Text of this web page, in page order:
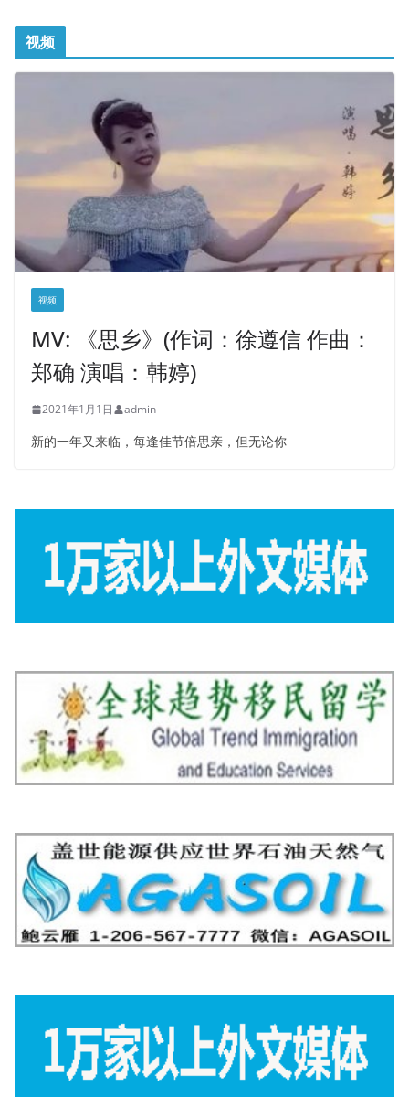
视频
视频
MV: 《思乡》(作词：徐遵信 作曲：
郑确 演唱：韩婷)
2021年1月1日 admin
新的一年又来临，每逢佳节倍思亲，但无论你